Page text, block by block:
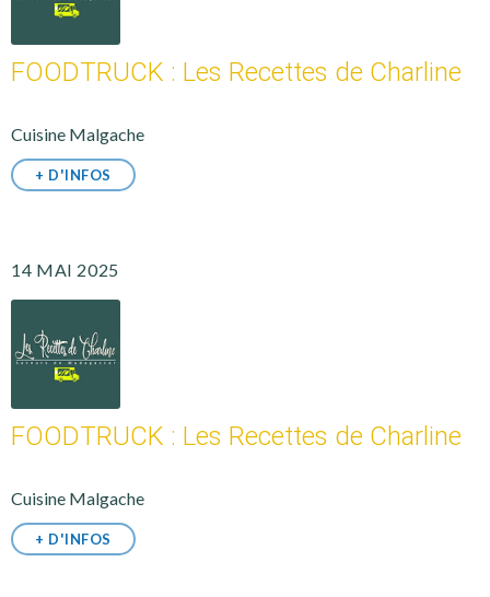
FOODTRUCK : Les Recettes de Charline
Cuisine Malgache
+ D'INFOS
14 MAI 2025
FOODTRUCK : Les Recettes de Charline
Cuisine Malgache
+ D'INFOS